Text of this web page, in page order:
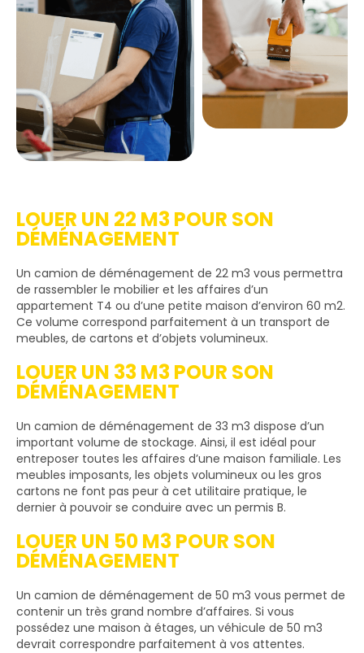
LOUER UN 22 M3 POUR SON
DÉMÉNAGEMENT
Un camion de déménagement de 22 m3 vous permettra
de rassembler le mobilier et les affaires d’un
appartement T4 ou d’une petite maison d’environ 60 m2.
Ce volume correspond parfaitement à un transport de
meubles, de cartons et d’objets volumineux.
LOUER UN 33 M3 POUR SON
DÉMÉNAGEMENT
Un camion de déménagement de 33 m3 dispose d’un
important volume de stockage. Ainsi, il est idéal pour
entreposer toutes les affaires d’une maison familiale. Les
meubles imposants, les objets volumineux ou les gros
cartons ne font pas peur à cet utilitaire pratique, le
dernier à pouvoir se conduire avec un permis B.
LOUER UN 50 M3 POUR SON
DÉMÉNAGEMENT
Un camion de déménagement de 50 m3 vous permet de
contenir un très grand nombre d’affaires. Si vous
possédez une maison à étages, un véhicule de 50 m3
devrait correspondre parfaitement à vos attentes.